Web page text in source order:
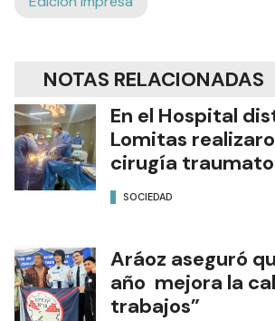
NOTAS RELACIONADAS
En el Hospital
Lomitas
cirugía
SOCIEDAD
Aráoz aseguró
año mejora la
trabajos”